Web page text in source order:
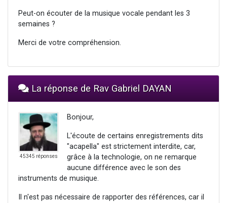
Peut-on écouter de la musique vocale pendant les 3
semaines ?
Merci de votre compréhension.
La réponse de Rav Gabriel DAYAN
45345 réponses
Bonjour,
L'écoute de certains enregistrements dits
"acapella" est strictement interdite, car,
grâce à la technologie, on ne remarque
aucune différence avec le son des
instruments de musique.
Il n'est pas nécessaire de rapporter des références, car il